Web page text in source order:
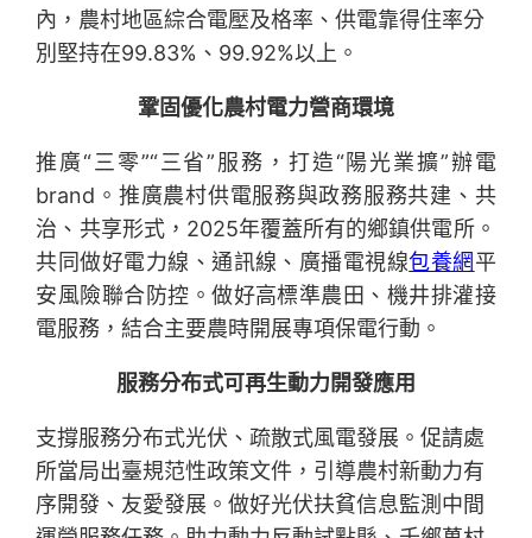
內，農村地區綜合電壓及格率、供電靠得住率分
別堅持在99.83%、99.92%以上。
鞏固優化農村電力營商環境
推廣“三零”“三省”服務，打造“陽光業擴”辦電
brand。推廣農村供電服務與政務服務共建、共
治、共享形式，2025年覆蓋所有的鄉鎮供電所。
共同做好電力線、通訊線、廣播電視線包養網平
安風險聯合防控。做好高標準農田、機井排灌接
電服務，結合主要農時開展專項保電行動。
服務分布式可再生動力開發應用
支撐服務分布式光伏、疏散式風電發展。促請處
所當局出臺規范性政策文件，引導農村新動力有
序開發、友愛發展。做好光伏扶貧信息監測中間